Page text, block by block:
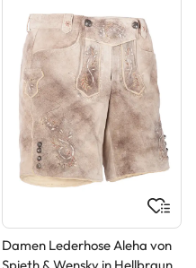
Damen Lederhose Aleha von